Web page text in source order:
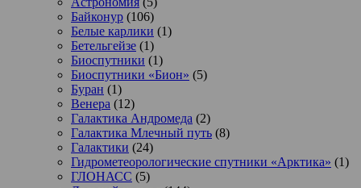
Байконур (106)
Белые карлики (1)
Бетельгейзе (1)
Биоспутники (1)
Биоспутники «Бион» (5)
Буран (1)
Венера (12)
Галактика Андромеда (2)
Галактика Млечный путь (8)
Галактики (24)
Гидрометеорологические спутники «Арктика» (1)
ГЛОНАСС (5)